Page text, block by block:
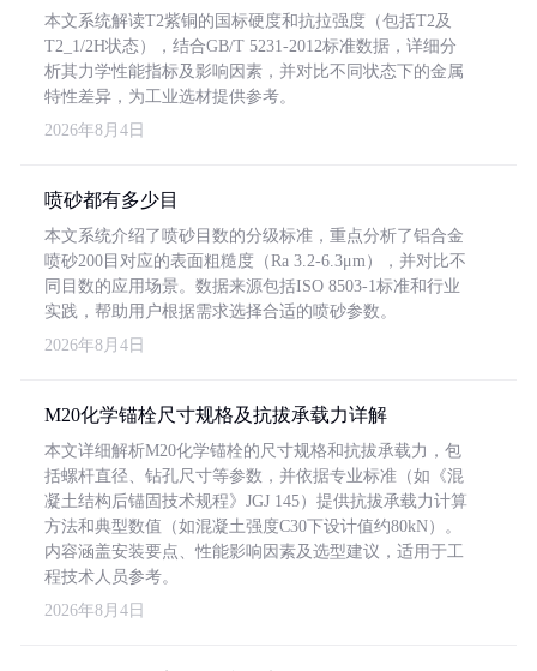
本文系统解读T2紫铜的国标硬度和抗拉强度（包括T2及
T2_1/2H状态），结合GB/T 5231-2012标准数据，详细分
析其力学性能指标及影响因素，并对比不同状态下的金属
特性差异，为工业选材提供参考。
2026年8月4日
喷砂都有多少目
本文系统介绍了喷砂目数的分级标准，重点分析了铝合金
喷砂200目对应的表面粗糙度（Ra 3.2-6.3μm），并对比不
同目数的应用场景。数据来源包括ISO 8503-1标准和行业
实践，帮助用户根据需求选择合适的喷砂参数。
2026年8月4日
M20化学锚栓尺寸规格及抗拔承载力详解
本文详细解析M20化学锚栓的尺寸规格和抗拔承载力，包
括螺杆直径、钻孔尺寸等参数，并依据专业标准（如《混
凝土结构后锚固技术规程》JGJ 145）提供抗拔承载力计算
方法和典型数值（如混凝土强度C30下设计值约80kN）。
内容涵盖安装要点、性能影响因素及选型建议，适用于工
程技术人员参考。
2026年8月4日